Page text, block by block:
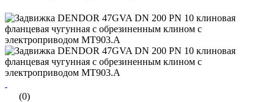
(0)